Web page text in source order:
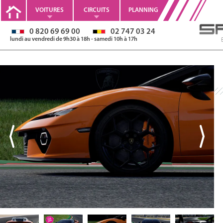
VOITURES CIRCUITS PLANNING
0 820 69 69 00 02 747 03 24
lundi au vendredi de 9h30 à 18h - samedi 10h à 17h